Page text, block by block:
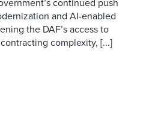
and AI-enabled
the DAF’s access to
complexity, [...]